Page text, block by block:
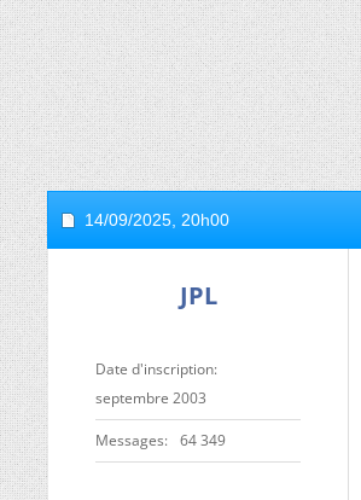
14/09/2025, 20h00
JPL
Date d'inscription
septembre 2003
Messages 64 349